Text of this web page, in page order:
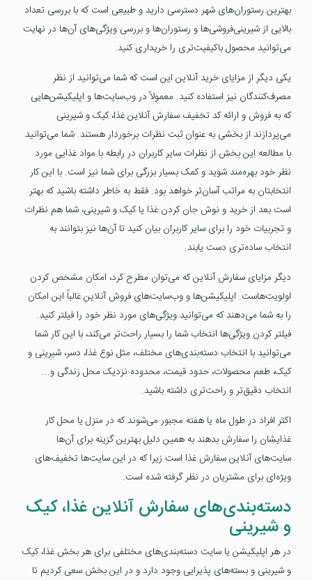
بهترین رستوران‌های شهر دسترسی دارید و طبیعی است که با بررسی تعداد
بالایی از شیرینی‌فروشی‌ها و رستوران‌ها و بررسی ویژگی‌های آن‌ها در نهایت
می‌توانید محصول باکیفیت‌تری را خریداری کنید.
یکی دیگر از مزایای خرید آنلاین این است که شما می‌توانید از نظر
مصرف‌کنندگان نیز استفاده کنید. معمولاً در وب‌سایت‌ها و اپلیکیشن‌هایی
که به فروش و ارائه کد تخفیف سفارش آنلاین غذا، کیک و شیرینی
می‌پردازند از بخشی به عنوان ثبت نظرات برخوردار هستند. شما می‌توانید
با مطالعه این بخش از نظرات سایر کاربران در رابطه با مواد غذایی مورد
نظر خود بهره‌مند شوید و کمک بسیار بزرگی برای شما نیز است. با این کار
انتخابتان به مراتب آسان‌تر خواهد بود. فقط به خاطر داشته باشید که بهتر
است بعد از خرید و نوش جان کردن غذا یا کیک و شیرینی، شما هم نظرات
و تجربیات خود را برای سایر کاربران بیان کنید تا آن‌ها نیز بتوانند به
انتخاب ساده‌تری دست یابند.
دیگر مزایای سفارش آنلاین که می‌توان مطرح کرد، امکان مشخص کردن
اولویت‌هاست. اپلیکیشن‌ها و وب‌سایت‌های فروش آنلاین غالباً این امکان
را به شما می‌دهند که می‌توانید ویژگی‌های مورد نظر خود را فیلتر کنید.
فیلتر کردن ویژگی‌ها انتخاب شما را بسیار راحت‌تر می‌کند، با این کار شما
می‌توانید با انتخاب دسته‌بندی‌های مختلف، مثل نوع غذا، دسر، شیرینی و
کیک، طعم محصولات، حدود قیمت، محدوده نزدیک محل زندگی و...
انتخاب دقیق‌تر و راحت‌تری داشته باشید.
اکثر افراد در طول ماه یا هفته مجبور می‌شوند که در منزل یا محل کار
غذایشان را سفارش بدهند به همین دلیل بهترین گزینه برای آن‌ها
سایت‌های آنلاین سفارش غذا است زیرا که در این سایت‌ها تخفیف‌های
ویژه‌ای برای مشتریان در نظر گرفته شده است.
دسته‌بندی‌های سفارش آنلاین غذا، کیک
و شیرینی
در هر اپلیکیشن یا سایت دسته‌بندی‌های مختلفی برای هر بخش غذا، کیک
و شیرینی و بسته‌های پذیرایی وجود دارد و در این بخش سعی کردیم تا